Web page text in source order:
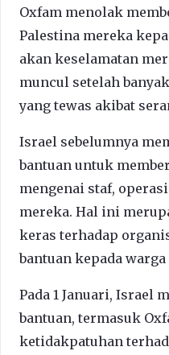
Oxfam menolak
Palestina mereka
akan keselamatan
muncul setelah
yang tewas akibat
Israel sebelumnya
bantuan untuk
mengenai staf,
mereka. Hal ini
keras terhadap
bantuan kepada
Pada 1 Januari, Israel
bantuan, termasuk
ketidakpatuhan